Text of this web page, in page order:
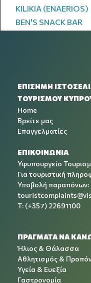
KILIKIA (ENAERIOS)
BEN'S SNACK BAR
ΕΠΙΣΗΜΗ
ΤΟΥΡΙΣΜΟΥ
Home
Βρείτε μας
Επαγγελματίες
ΕΠΙΚΟΙΝΩΝΙΑ
Υφυπουργείο
Για τουριστική
Υποβολή παραπόνων:
T: (+357) 22691100
ΠΡΑΓΜΑΤΑ ΝΑ
Ήλιος & Θάλασσα
Αθλητισμός &
Υγεία & Ευεξία
Γαστρονομία